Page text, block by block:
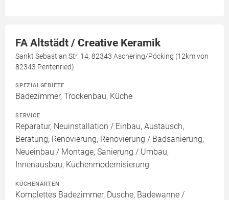
FA Altstädt / Creative Keramik
Sankt Sebastian Str. 14, 82343 Aschering/Pöcking (12km von
82343 Pentenried)
SPEZIALGEBIETE
Badezimmer, Trockenbau, Küche
SERVICE
Reparatur, Neuinstallation / Einbau, Austausch,
Beratung, Renovierung, Renovierung / Badsanierung,
Neueinbau / Montage, Sanierung / Umbau,
Innenausbau, Küchenmodernisierung
KÜCHENARTEN
Komplettes Badezimmer, Dusche, Badewanne /